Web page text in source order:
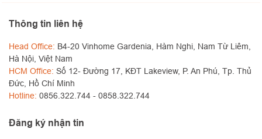
Thông tin liên hệ
Head Office: B4-20 Vinhome Gardenia, Hàm Nghi, Nam Từ Liêm,
Hà Nội, Việt Nam
HCM Office: Số 12- Đường 17, KĐT Lakeview, P. An Phú, Tp. Thủ
Đức, Hồ Chí Minh
Hotline: 0856.322.744 - 0858.322.744
Đăng ký nhận tin